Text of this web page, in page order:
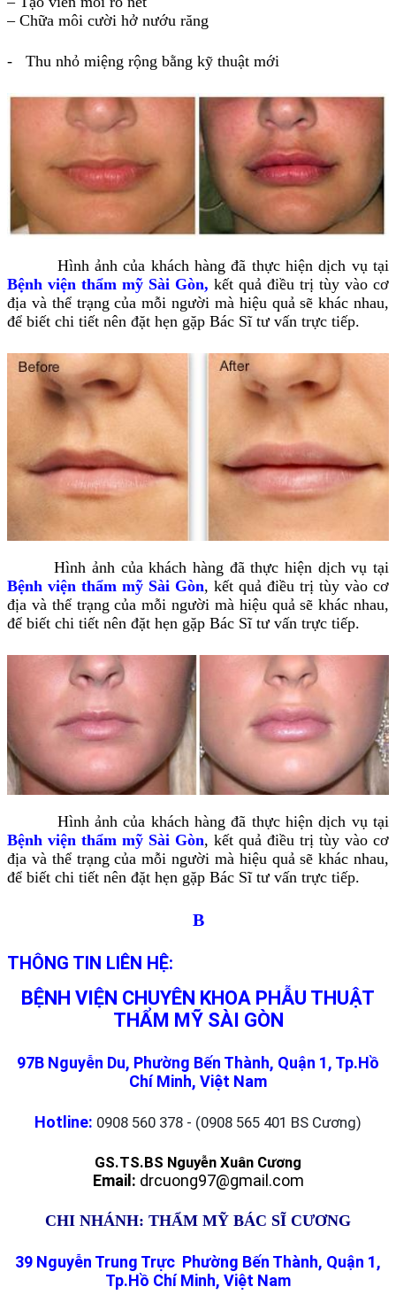
– Chữa môi cười hở nướu răng
- Thu nhỏ miệng rộng bằng kỹ thuật mới
Hình ảnh của khách hàng đã thực hiện dịch vụ tại
Bệnh viện thẩm mỹ Sài Gòn, kết quả điều trị tùy vào cơ
địa và thể trạng của mỗi người mà hiệu quả sẽ khác nhau,
để biết chi tiết nên đặt hẹn gặp Bác Sĩ tư vấn trực tiếp.
Hình ảnh của khách hàng đã thực hiện dịch vụ tại
Bệnh viện thẩm mỹ Sài Gòn, kết quả điều trị tùy vào cơ
địa và thể trạng của mỗi người mà hiệu quả sẽ khác nhau,
để biết chi tiết nên đặt hẹn gặp Bác Sĩ tư vấn trực tiếp.
Hình ảnh của khách hàng đã thực hiện dịch vụ tại
Bệnh viện thẩm mỹ Sài Gòn, kết quả điều trị tùy vào cơ
địa và thể trạng của mỗi người mà hiệu quả sẽ khác nhau,
để biết chi tiết nên đặt hẹn gặp Bác Sĩ tư vấn trực tiếp.
B
THÔNG TIN LIÊN HỆ:
BỆNH VIỆN CHUYÊN KHOA PHẪU THUẬT
THẨM MỸ SÀI GÒN
97B Nguyễn Du, Phường Bến Thành, Quận 1, Tp.Hồ
Chí Minh, Việt Nam
Hotline: 0908 560 378 - (0908 565 401 BS Cương)
GS.TS.BS Nguyễn Xuân Cương
Email: drcuong97@gmail.com
CHI NHÁNH: THẨM MỸ BÁC SĨ CƯƠNG
39 Nguyễn Trung Trực Phường Bến Thành, Quận 1,
Tp.Hồ Chí Minh, Việt Nam